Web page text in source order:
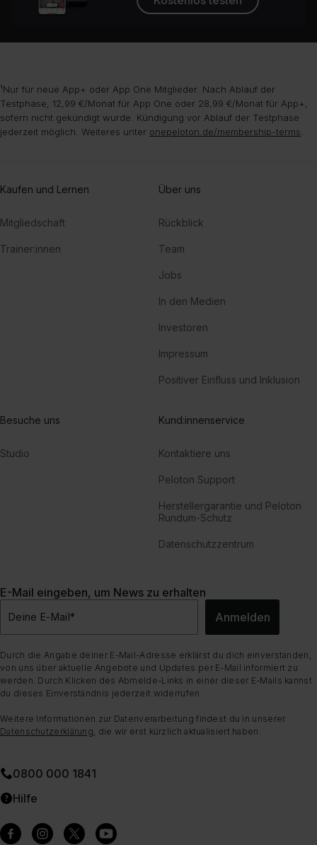
¹Nur für neue App+ oder App One Mitglieder. Nach Ablauf der
Testphase, 12,99 €/Monat für App One oder 28,99 €/Monat für App+,
sofern nicht gekündigt wurde. Kündigung vor Ablauf der Testphase
jederzeit möglich. Weiteres unter onepeloton.de/membership-terms
Kaufen und Lernen
Mitgliedschaft
Trainer:innen
Über uns
Rückblick
Team
Jobs
In den Medien
Investoren
Impressum
Positiver Einfluss und Inklusion
Besuche uns
Studio
Kund:innenservice
Kontaktiere uns
Peloton Support
Herstellergarantie und Peloton
Rundum-Schutz
Datenschutzzentrum
E-Mail eingeben, um News zu erhalten
Deine E-Mail* Anmelden
Durch die Angabe deiner E-Mail-Adresse erklärst du dich einverstanden,
von uns über aktuelle Angebote und Updates per E-Mail informiert zu
werden. Durch Klicken des Abmelde-Links in einer dieser E-Mails kannst
du dieses Einverständnis jederzeit widerrufen.
Weitere Informationen zur Datenverarbeitung findest du in unserer
Datenschutzerklärung , die wir erst kürzlich aktualisiert haben.
0800 000 1841
Hilfe